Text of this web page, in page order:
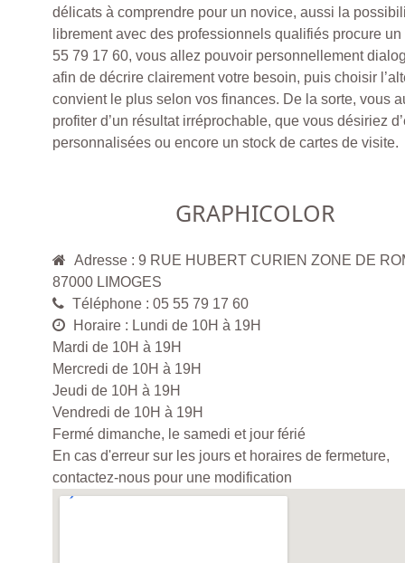
délicats à comprendre pour un novice, aussi la
librement avec des professionnels qualifiés procure
55 79 17 60, vous allez pouvoir personnellement
afin de décrire clairement votre besoin, puis choisir
convient le plus selon vos finances. De la sorte, vous
profiter d’un résultat irréprochable, que vous désiriez
personnalisées ou encore un stock de cartes de visite.
GRAPHICOLOR
Adresse : 9 RUE HUBERT CURIEN ZONE DE
87000 LIMOGES
Téléphone : 05 55 79 17 60
Horaire : Lundi de 10H à 19H
Mardi de 10H à 19H
Mercredi de 10H à 19H
Jeudi de 10H à 19H
Vendredi de 10H à 19H
Fermé dimanche, le samedi et jour férié
En cas d'erreur sur les jours et horaires de fermeture,
contactez-nous pour une modification